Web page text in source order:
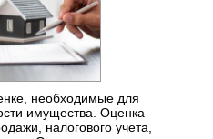
необходимые для
имущества. Оценка
налогового учета,